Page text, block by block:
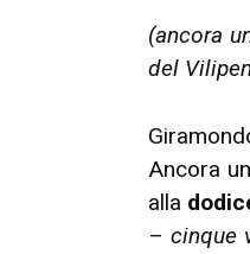
(ancora
del
Ancora
alla
–cinque